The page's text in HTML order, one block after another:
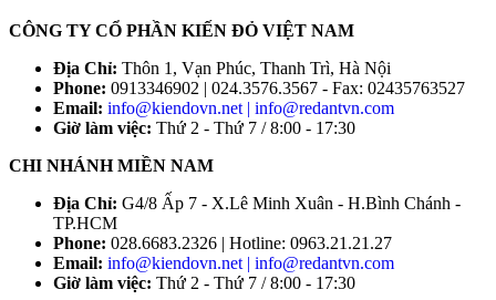
CÔNG TY CỔ PHẦN KIẾN ĐỎ VIỆT NAM
Địa Chỉ: Thôn 1, Vạn Phúc, Thanh Trì, Hà Nội
Phone: 0913346902 | 024.3576.3567 - Fax: 02435763527
Email: info@kiendovn.net | info@redantvn.com
Giờ làm việc: Thứ 2 - Thứ 7 / 8:00 - 17:30
CHI NHÁNH MIỀN NAM
Địa Chỉ: G4/8 Ấp 7 - X.Lê Minh Xuân - H.Bình Chánh -
TP.HCM
Phone: 028.6683.2326 | Hotline: 0963.21.21.27
Email: info@kiendovn.net | info@redantvn.com
Giờ làm việc: Thứ 2 - Thứ 7 / 8:00 - 17:30